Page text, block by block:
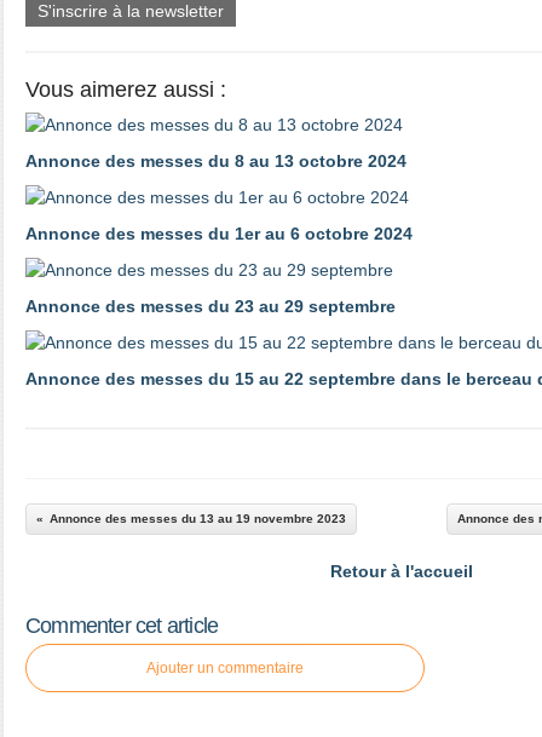
S'inscrire à la newsletter
Vous aimerez aussi :
Annonce des messes du 8 au 13 octobre 2024
Annonce des messes du 1er au 6 octobre 2024
Annonce des messes du 23 au 29 septembre
Annonce des messes du 15 au 22 septembre dans le berceau
Annonce des messes du 13 au 19 novembre 2023 Annonce des
Retour à l'accueil
Commenter cet article
Ajouter un commentaire